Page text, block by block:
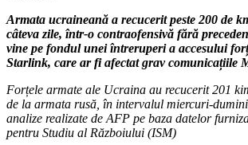
Armata ucraineană a recucerit peste 200 de
câteva zile, într-o contraofensivă fără
vine pe fondul unei întreruperi a accesului
Starlink, care ar fi afectat grav comunicațiile
Forțele armate ale Ucraina au recucerit 201
de la armata rusă, în intervalul miercuri-
analize realizate de AFP pe baza datelor
pentru Studiu al Războiului (ISM)